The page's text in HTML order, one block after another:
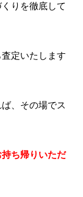
りを徹底して
定いたします
、その場でス
ち帰りいただ